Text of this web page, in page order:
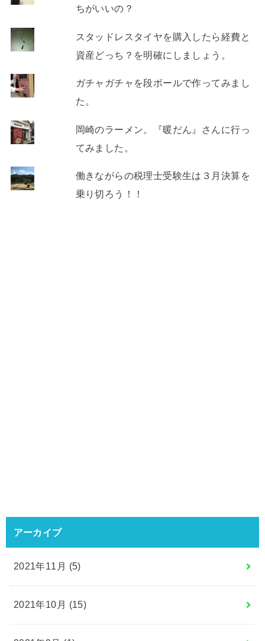
ちがいいの？
スタッドレスタイヤを購入したら経費と
資産どっち？を明確にしましょう。
ガチャガチャを段ボールで作ってみまし
た。
岡崎のラーメン。『暖だん』さんに行っ
てみました。
働きながらの税理士受験生は３月決算を
乗り切ろう！！
アーカイブ
2021年11月 (5)
2021年10月 (15)